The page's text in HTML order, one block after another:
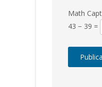
Math
43 − 39 =